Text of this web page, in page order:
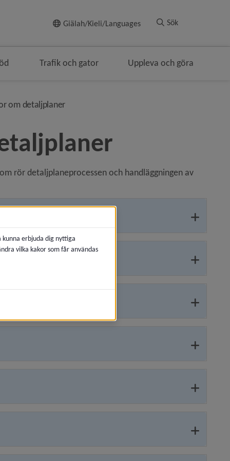
Giälah/Kieli/Languages Sök
Trafik och gator Uppleva och göra
om detaljplanernivå i brödsmulenavigeringen
rör detaljplaneprocessen och handläggningen av
erbjuda dig nyttiga
vilka kakor som får användas